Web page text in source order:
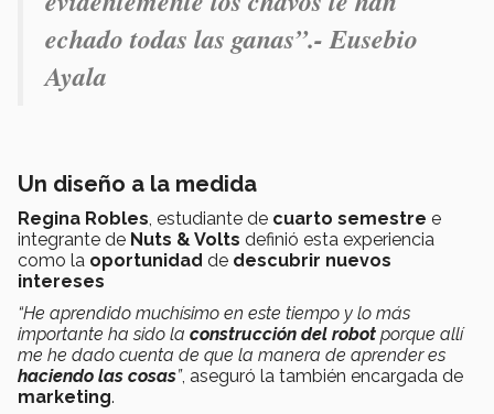
echado todas las ganas”.- Eusebio
Ayala
Un diseño a la medida
Regina Robles, estudiante de cuarto semestre e
integrante de Nuts & Volts definió esta experiencia
como la oportunidad de descubrir nuevos
intereses
“He aprendido muchísimo en este tiempo y lo más
importante ha sido la construcción del robot porque allí
me he dado cuenta de que la manera de aprender es
haciendo las cosas”, aseguró la también encargada de
marketing.